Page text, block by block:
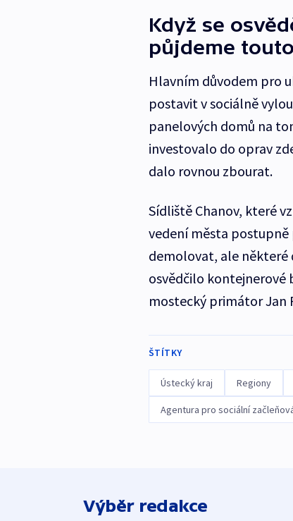
Když se
půjdeme
Hlavním důvodem pro
postavit v sociálně
panelových domů na
investovalo do oprav
dalo rovnou zbourat.
Sídliště Chanov, které
vedení města
demolovat, ale některé
osvědčilo kontejnerové
mostecký primátor Jan
ŠTÍTKY
Ústecký kraj Regiony
Agentura pro sociální
Výběr redakce